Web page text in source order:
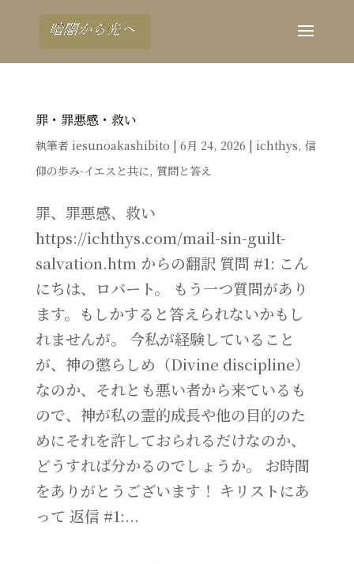
罪・罪悪感・救い
執筆者 iesunoakashibito | 6月 24, 2026 | ichthys, 信
仰の歩み-イエスと共に, 質問と答え
罪、罪悪感、救い
https://ichthys.com/mail-sin-guilt-
salvation.htm からの翻訳 質問 #1: こん
にちは、ロバート。 もう一つ質問があり
ます。もしかすると答えられないかもし
れませんが。 今私が経験していること
が、神の懲らしめ（Divine discipline）
なのか、それとも悪い者から来ているも
ので、神が私の霊的成長や他の目的のた
めにそれを許しておられるだけなのか、
どうすれば分かるのでしょうか。 お時間
をありがとうございます！ キリストにあ
って 返信 #1:...